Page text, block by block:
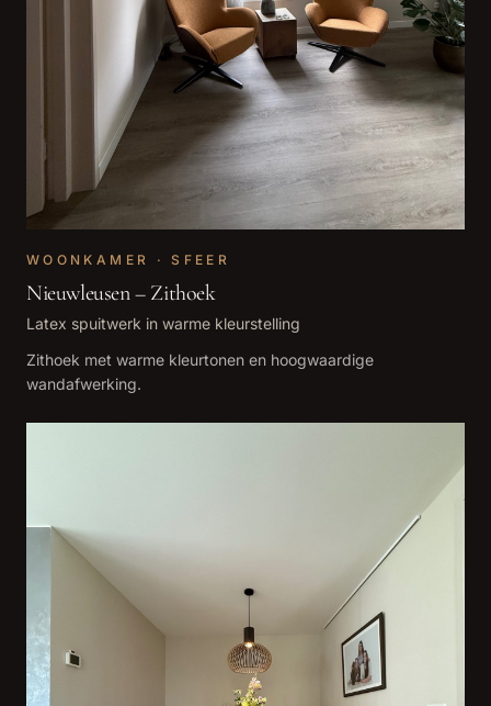
WOONKAMER · SFEER
Nieuwleusen – Zithoek
Latex spuitwerk in warme kleurstelling
Zithoek met warme kleurtonen en hoogwaardige
wandafwerking.